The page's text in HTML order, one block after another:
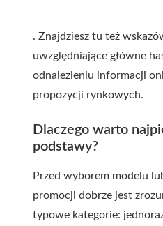
. Znajdziesz tu też
uwzględniające główne
odnalezieniu informacji
propozycji rynkowych.
Dlaczego warto
podstawy?
Przed wyborem modelu
promocji dobrze jest
typowe kategorie: